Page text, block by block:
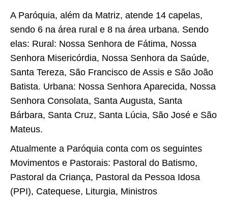
A Paróquia, além da Matriz, atende 14 capelas,
sendo 6 na área rural e 8 na área urbana. Sendo
elas: Rural: Nossa Senhora de Fátima, Nossa
Senhora Misericórdia, Nossa Senhora da Saúde,
Santa Tereza, São Francisco de Assis e São João
Batista. Urbana: Nossa Senhora Aparecida, Nossa
Senhora Consolata, Santa Augusta, Santa
Bárbara, Santa Cruz, Santa Lúcia, São José e São
Mateus.
Atualmente a Paróquia conta com os seguintes
Movimentos e Pastorais: Pastoral do Batismo,
Pastoral da Criança, Pastoral da Pessoa Idosa
(PPI), Catequese, Liturgia, Ministros